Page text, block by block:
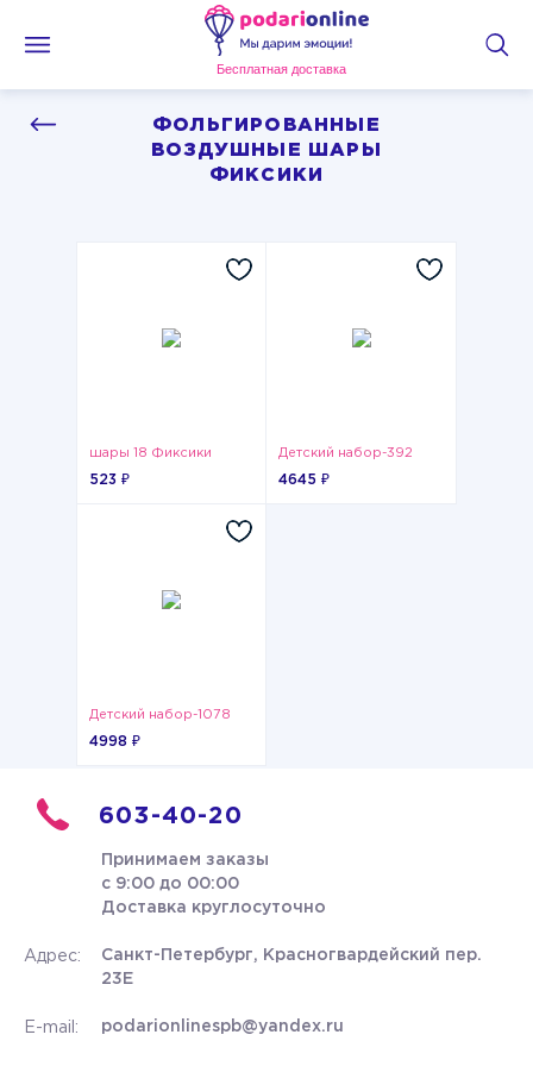
Бесплатная доставка
ФОЛЬГИРОВАННЫЕ
ВОЗДУШНЫЕ ШАРЫ
ФИКСИКИ
шары 18 Фиксики
523 ₽
Детский набор-392
4645 ₽
Детский набор-1078
4998 ₽
603-40-20
Принимаем заказы
с 9:00 до 00:00
Доставка круглосуточно
Адрес:
Санкт-Петербург, Красногвардейский пер.
23Е
E-mail: podarionlinespb@yandex.ru